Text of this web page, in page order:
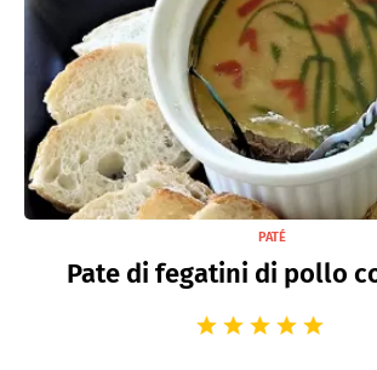
PATÉ
Pate di fegatini di pollo